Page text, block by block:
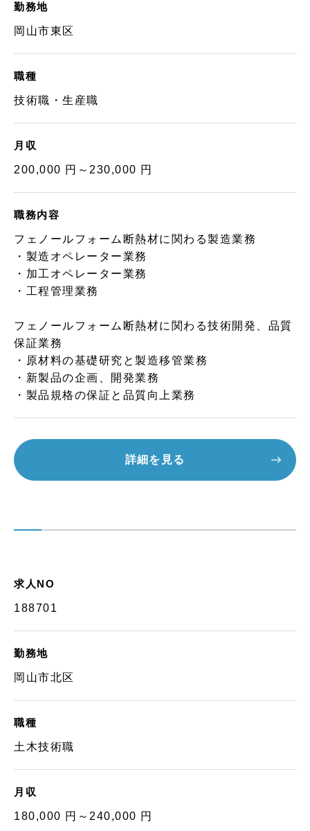
勤務地
岡山市東区
職種
技術職・生産職
月収
200,000 円～230,000 円
職務内容
フェノールフォーム断熱材に関わる製造業務
・製造オペレーター業務
・加工オペレーター業務
・工程管理業務
フェノールフォーム断熱材に関わる技術開発、品質
保証業務
・原材料の基礎研究と製造移管業務
・新製品の企画、開発業務
・製品規格の保証と品質向上業務
詳細を見る
求人NO
188701
勤務地
岡山市北区
職種
土木技術職
月収
180,000 円～240,000 円